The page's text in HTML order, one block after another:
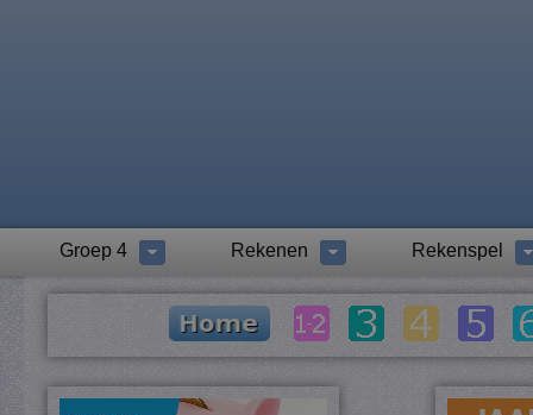
Groep 4 Rekenen Rekenspel